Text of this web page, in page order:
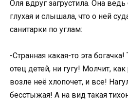
Оля вдруг загрустила. Она
глухая и слышала, что о ней
санитарки по углам:
-Странная какая-то эта
отец детей, ни гугу! Молчит,
возле неё хлопочет, и все!
бесстыжая! А на вид такая